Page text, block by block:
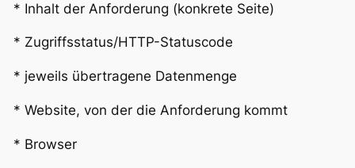
* Inhalt der Anforderung (konkrete Seite)
* Zugriffsstatus/HTTP-Statuscode
* jeweils übertragene Datenmenge
* Website, von der die Anforderung kommt
* Browser